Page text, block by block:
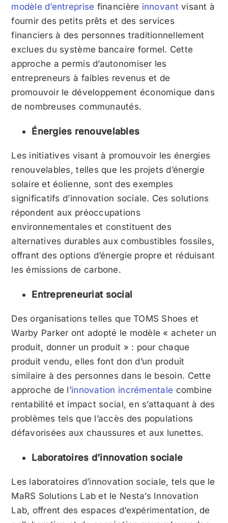
modèle d’entreprise financière innovant visant à
fournir des petits prêts et des services
financiers à des personnes traditionnellement
exclues du système bancaire formel. Cette
approche a permis d’autonomiser les
entrepreneurs à faibles revenus et de
promouvoir le développement économique dans
de nombreuses communautés.
Énergies renouvelables
Les initiatives visant à promouvoir les énergies
renouvelables, telles que les projets d’énergie
solaire et éolienne, sont des exemples
significatifs d’innovation sociale. Ces solutions
répondent aux préoccupations
environnementales et constituent des
alternatives durables aux combustibles fossiles,
offrant des options d’énergie propre et réduisant
les émissions de carbone.
Entrepreneuriat social
Des organisations telles que TOMS Shoes et
Warby Parker ont adopté le modèle « acheter un
produit, donner un produit » : pour chaque
produit vendu, elles font don d’un produit
similaire à des personnes dans le besoin. Cette
approche de l’innovation incrémentale combine
rentabilité et impact social, en s’attaquant à des
problèmes tels que l’accès des populations
défavorisées aux chaussures et aux lunettes.
Laboratoires d’innovation sociale
Les laboratoires d’innovation sociale, tels que le
MaRS Solutions Lab et le Nesta’s Innovation
Lab, offrent des espaces d’expérimentation, de